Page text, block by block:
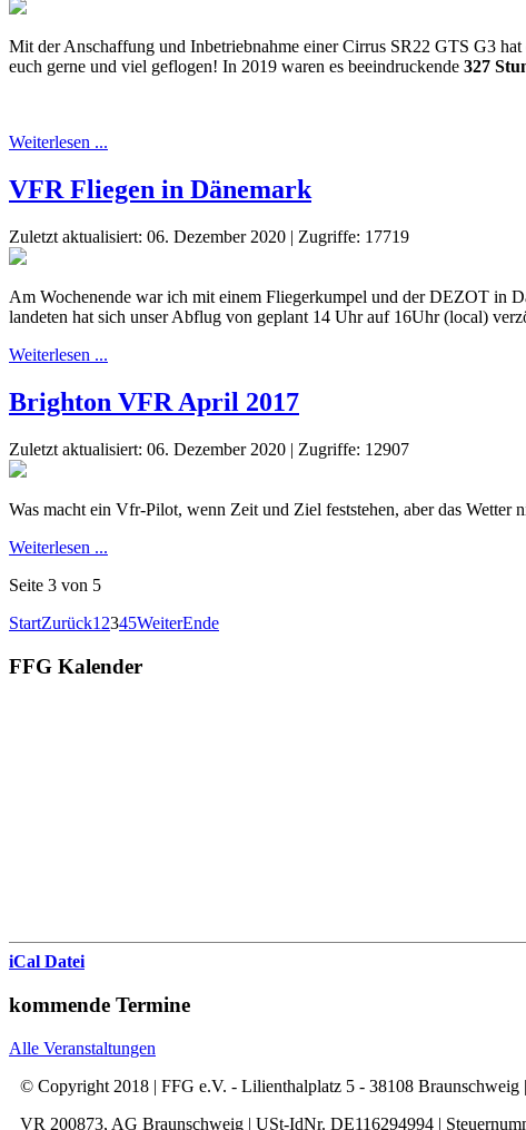
Mit der Anschaffung und Inbetriebnahme einer Cirrus SR22 GTS G3
euch gerne und viel geflogen! In 2019 waren es beeindruckende 327
Weiterlesen ...
VFR Fliegen in Dänemark
Zuletzt aktualisiert: 06. Dezember 2020 | Zugriffe: 17719
Am Wochenende war ich mit einem Fliegerkumpel und der DEZOT in
landeten hat sich unser Abflug von geplant 14 Uhr auf 16Uhr (local)
Weiterlesen ...
Brighton VFR April 2017
Zuletzt aktualisiert: 06. Dezember 2020 | Zugriffe: 12907
Was macht ein Vfr-Pilot, wenn Zeit und Ziel feststehen, aber das Wetter
Weiterlesen ...
Seite 3 von 5
StartZurück1 2345WeiterEnde
FFG Kalender
iCal Datei
kommende Termine
Alle Veranstaltungen
© Copyright 2018 | FFG e.V. - Lilienthalplatz 5 - 38108 Braunschweig
VR 200873, AG Braunschweig | USt-IdNr. DE116294994 |